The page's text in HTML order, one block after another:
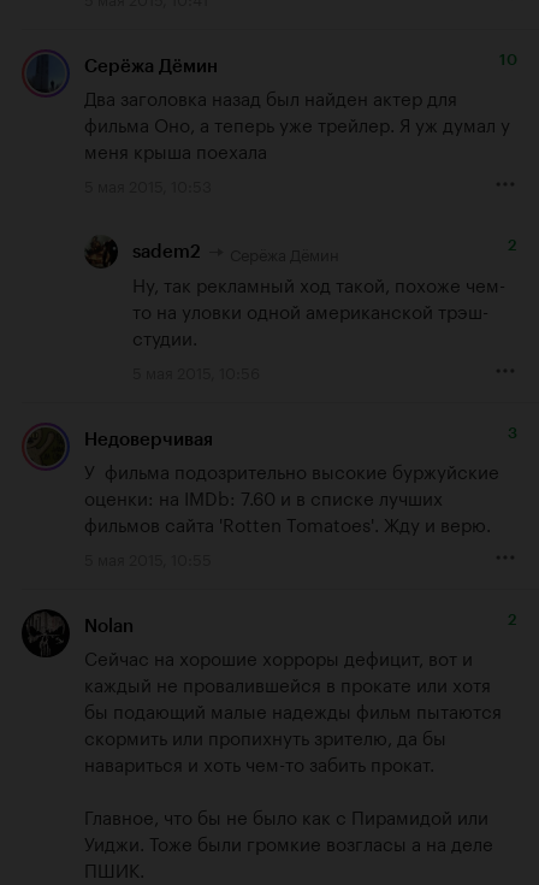
Серёжа Дёмин 10
Два заголовка назад был найден актер для
фильма Оно, а теперь уже трейлер. Я уж думал у
меня крыша поехала
sadem2 2
Ну, так рекламный ход такой, похоже чем-
то на уловки одной американской трэш-
студии.
Недоверчивая 3
У  фильма подозрительно высокие буржуйские
оценки: на IMDb: 7.60 и в списке лучших
фильмов сайта 'Rotten Tomatoes'. Жду и верю.
Nolan 2
Сейчас на хорошие хорроры дефицит, вот и
каждый не провалившейся в прокате или хотя
бы подающий малые надежды фильм пытаются
скормить или пропихнуть зрителю, да бы
навариться и хоть чем-то забить прокат.
Главное, что бы не было как с Пирамидой или
Уиджи. Тоже были громкие возгласы а на деле
ПШИК.